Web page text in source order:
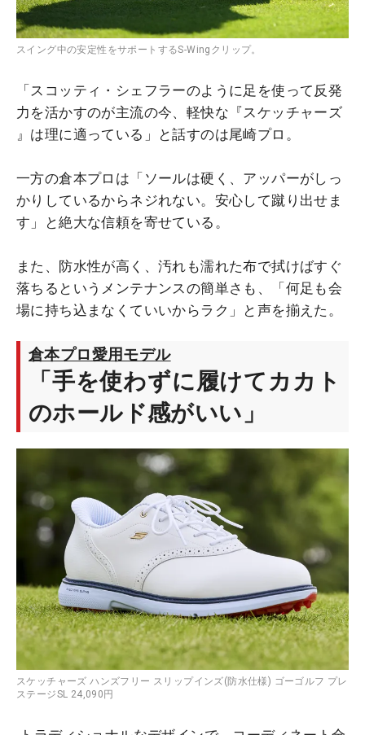
スイング中の安定性をサポートするS-Wingクリップ。
「スコッティ・シェフラーのように足を使って反発
力を活かすのが主流の今、軽快な『スケッチャーズ
』は理に適っている」と話すのは尾崎プロ。
一方の倉本プロは「ソールは硬く、アッパーがしっ
かりしているからネジれない。安心して蹴り出せま
す」と絶大な信頼を寄せている。
また、防水性が高く、汚れも濡れた布で拭けばすぐ
落ちるというメンテナンスの簡単さも、「何足も会
場に持ち込まなくていいからラク」と声を揃えた。
倉本プロ愛用モデル
「手を使わずに履けてカカト
のホールド感がいい」
スケッチャーズ ハンズフリー スリップインズ(防水仕様) ゴーゴルフ プレ
ステージSL 24,090円